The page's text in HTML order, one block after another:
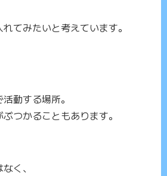
てみたいと考えています。
動する場所。
つかることもあります。
く、